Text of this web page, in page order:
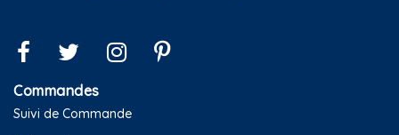
Commandes
Suivi de Commande